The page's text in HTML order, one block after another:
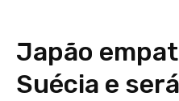
Japão
Suécia e